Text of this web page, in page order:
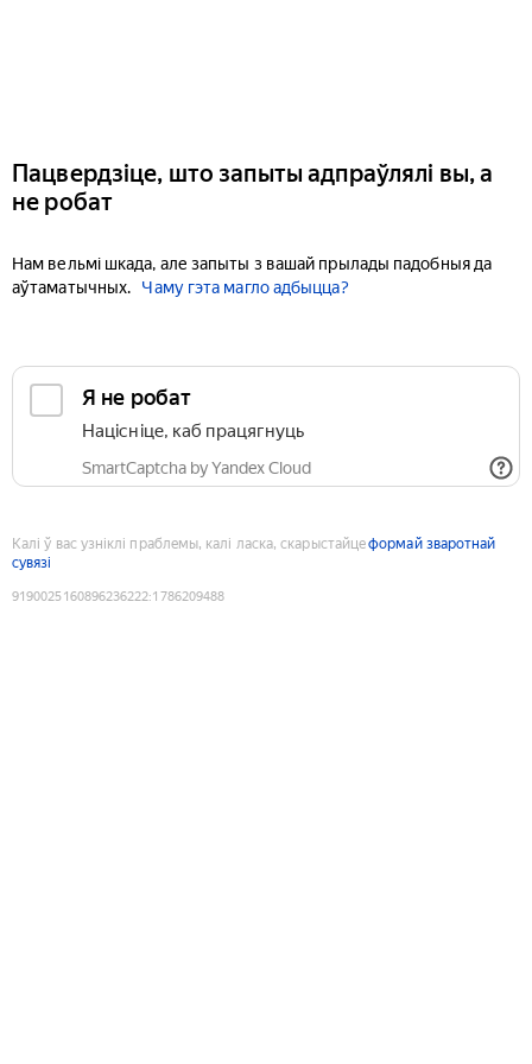
Пацвердзіце, што запыты адпраўлялі вы, а
не робат
Нам вельмі шкада, але запыты з вашай прылады падобныя да
аўтаматычных.
Чаму гэта магло адбыцца?
Я не робат
Націсніце, каб працягнуць
SmartCaptcha by Yandex Cloud
Калі ў вас узніклі праблемы, калі ласка, скарыстайцеформай зваротнай
сувязі
9190025160896236222:1786209488